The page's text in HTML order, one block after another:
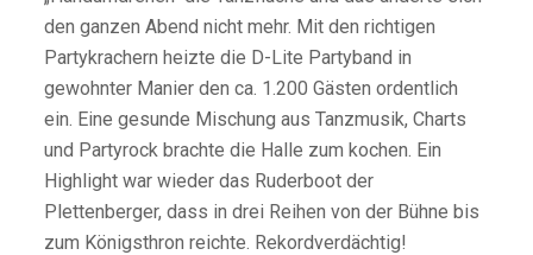
den ganzen Abend nicht mehr. Mit den richtigen
Partykrachern heizte die D-Lite Partyband in
gewohnter Manier den ca. 1.200 Gästen ordentlich
ein. Eine gesunde Mischung aus Tanzmusik, Charts
und Partyrock brachte die Halle zum kochen. Ein
Highlight war wieder das Ruderboot der
Plettenberger, dass in drei Reihen von der Bühne bis
zum Königsthron reichte. Rekordverdächtig!